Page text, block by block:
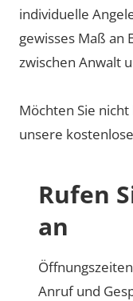
individuelle
gewisses Maß an
zwischen Anwalt
Möchten Sie nicht
unsere
Rufen
an
Anruf und